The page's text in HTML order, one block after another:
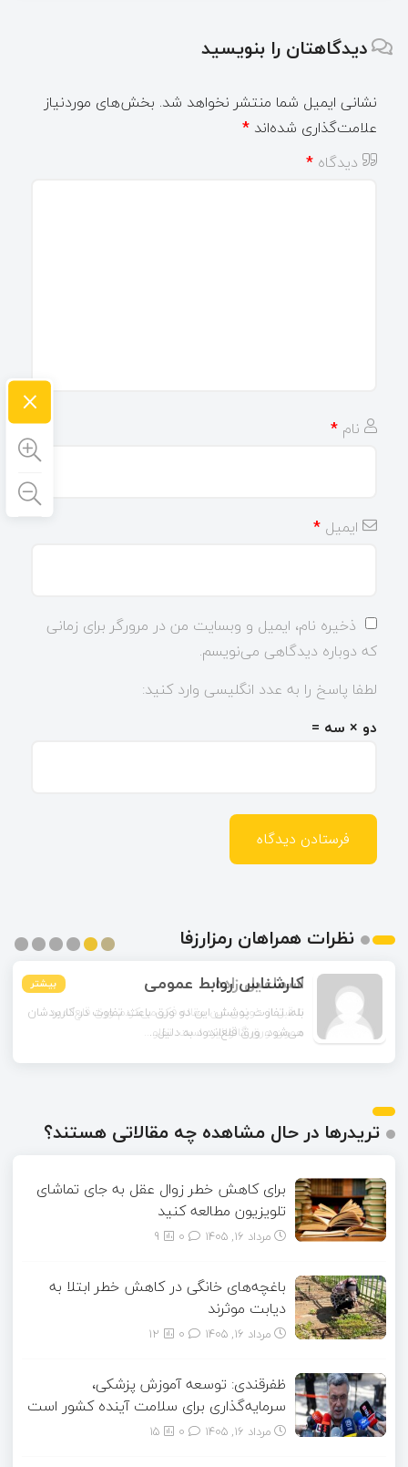
دیدگاهتان را بنویسید
نشانی ایمیل شما منتشر نخواهد شد. بخش‌های موردنیاز
علامت‌گذاری شده‌اند *
دیدگاه *
نام *
ایمیل *
ذخیره نام، ایمیل و وبسایت من در مرورگر برای زمانی
که دوباره دیدگاهی می‌نویسم.
لطفا پاسخ را به عدد انگلیسی وارد کنید:
دو × سه =
نظرات همراهان رمزارزفا
بیشتر اسماعیل زاده بیشتر
تا قبل از خوندن این مقاله فکر می‌کردم ورق قلع‌اندود
همون ورق گالوانیزه است. تفاو...
بیشتر
بیشتر
بیشتر
بیشتر
تریدرها در حال مشاهده چه مقالاتی هستند؟
برای کاهش خطر زوال عقل به جای تماشای
تلویزیون مطالعه کنید
مرداد ۱۶, ۱۴۰۵ 9
باغچه‌های خانگی در کاهش خطر ابتلا به
دیابت موثرند
مرداد ۱۶, ۱۴۰۵ 12
ظفرقندی: توسعه آموزش پزشکی،
سرمایه‌گذاری برای سلامت آینده کشور است
مرداد ۱۶, ۱۴۰۵ 15
×